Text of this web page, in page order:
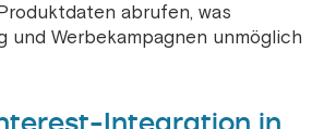
abrufen, was
und Werbekampagnen unmöglich